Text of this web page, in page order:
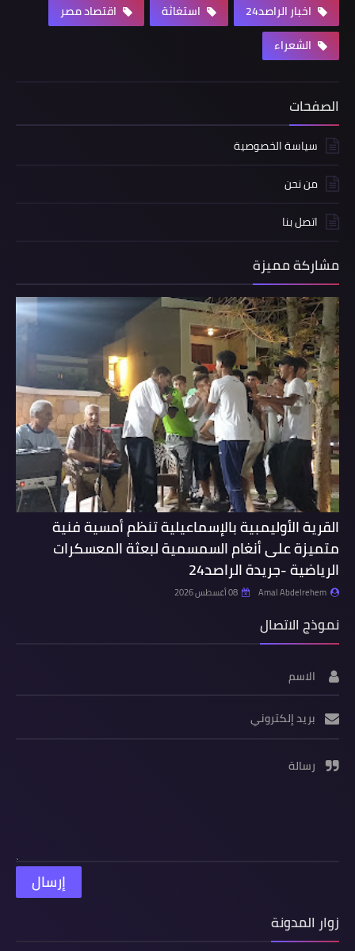
اخبار الراصد24
استغاثة
اقتصاد مصر
الشعراء
الصفحات
سياسة الخصوصية
من نحن
اتصل بنا
مشاركة مميزة
القرية الأوليمبية بالإسماعيلية تنظم أمسية فنية
متميزة على أنغام السمسمية لبعثة المعسكرات
الرياضية -جريدة الراصد24
Amal Abdelrehem 08 أغسطس 2026
نموذج الاتصال
الاسم
بريد إلكتروني
رسالة
زوار المدونة